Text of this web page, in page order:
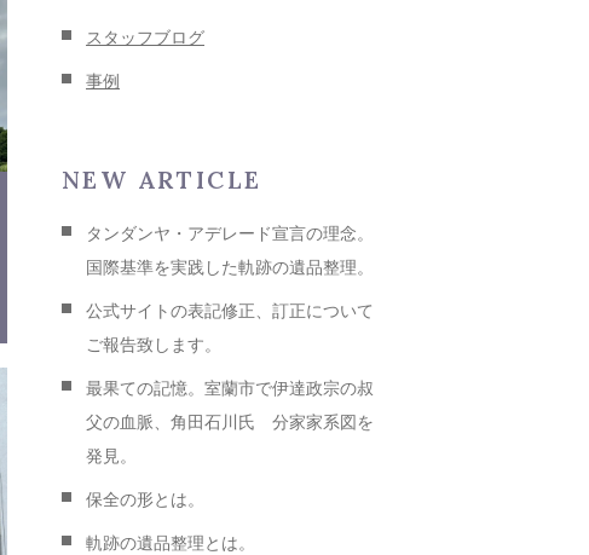
スタッフブログ
事例
NEW ARTICLE
タンダンヤ・アデレード宣言の理念。
国際基準を実践した軌跡の遺品整理。
公式サイトの表記修正、訂正について
ご報告致します。
最果ての記憶。室蘭市で伊達政宗の叔
父の血脈、角田石川氏 分家家系図を
発見。
保全の形とは。
軌跡の遺品整理とは。